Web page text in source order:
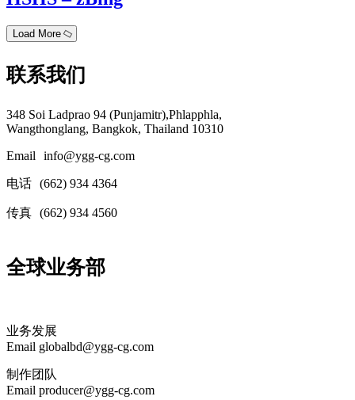
Load More
联系我们
348 Soi Ladprao 94 (Punjamitr),Phlapphla,
Wangthonglang, Bangkok, Thailand 10310
Email
info@ygg-cg.com
电话 (662) 934 4364
传真 (662) 934 4560
全球业务部
业务发展
Email globalbd@ygg-cg.com
制作团队
Email producer@ygg-cg.com